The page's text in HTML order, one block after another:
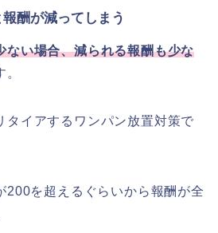
酬が減ってしまう
ない場合、減られる報酬も少な
タイアするワンパン放置対策で
200を超えるぐらいから報酬が全